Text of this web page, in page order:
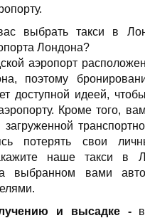
выбрать такси в
Лондона?
аэропорт
поэтому
доступной идеей,
Кроме того,
потерять свои
наше такси в
выбранном вами
и высадке -